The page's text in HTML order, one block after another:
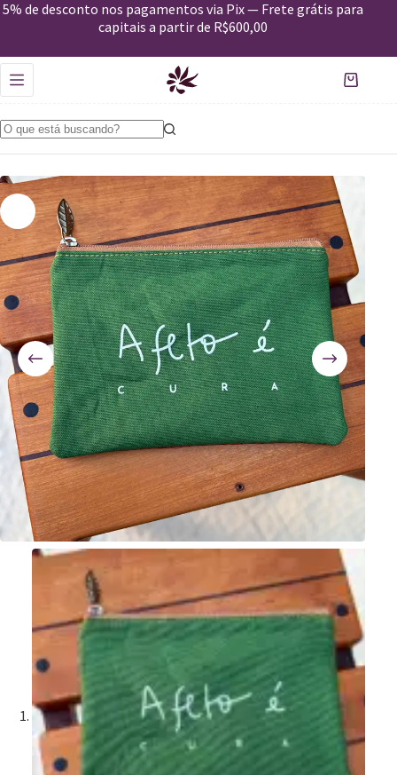
Nécessaire Desejos_Afeto – verde
Em estoque Comprar
5% de desconto nos pagamentos via Pix — Frete grátis para
capitais a partir de R$600,00